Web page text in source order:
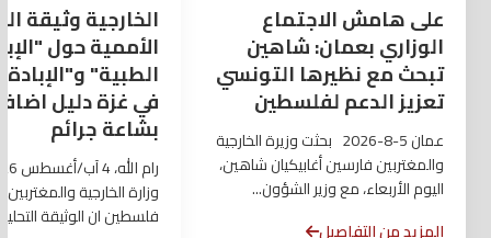
على هامش الاجتماع
الوزاري بعمان: شاهين
تبحث مع نظيرها التونسي
تعزيز الدعم لفلسطين
عمان 5-8-2026 بحثت وزيرة الخارجية
والمغتربين فارسين أغابيكيان شاهين،
اليوم الأربعاء، مع وزير الشؤون...
المزيد من التفاصيل
الخارجية وثيقة
الأممية حول
الطبية" و"الإبادة
في غزة دليل
بشاعة جرائم
وزارة الخارجية
فلسطين ان الوثيقة